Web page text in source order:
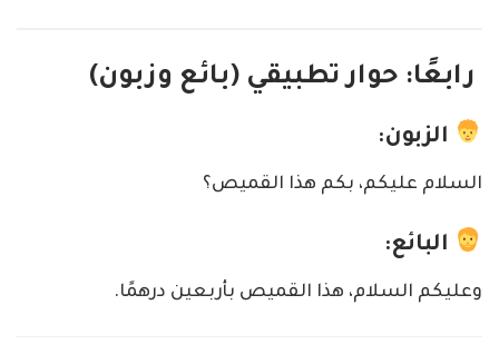
رابعًا: حوار تطبيقي (بائع وزبون)
الزبون:
السلام عليكم، بكم هذا القميص؟
البائع:
وعليكم السلام، هذا القميص بأربعين درهمًا.